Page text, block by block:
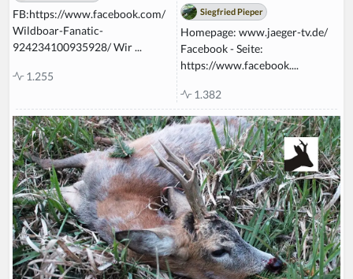
FB:https://www.facebook.com/
Wildboar-Fanatic-
924234100935928/ Wir ...
1.255
Siegfried Pieper
Homepage: www.jaeger-tv.de/
Facebook - Seite:
https://www.facebook....
1.382